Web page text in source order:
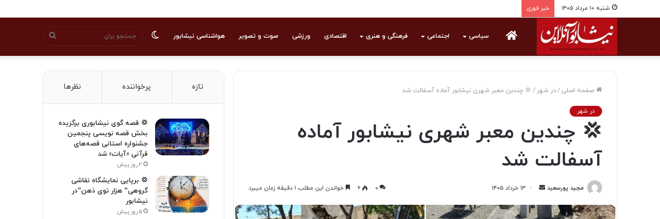
شنبه ۱۰ مرداد ۱۴۰۵ خبر فوری
سیاسی اجتماعی فرهنگی و هنری اقتصادی ورزشی صوت و تصویر هواشناسی نیشابور
برای
تغییر
صفحه اصلی /در شهر / 💢 چندین معبر شهری نیشابور آماده آسفالت شد
در شهر
💢 چندین معبر شهری نیشابور آماده
آسفالت شد
مجید پورسعید
س
۱۳ خرداد ۱۴۰۵ ۰ ۶ خواندن این مطلب ۱ دقیقه زمان میبرد
تازه پرخواننده نظرها
💢 قصه گوی نیشابوری برگزیده
بخش قصه نویسی پنجمین
جشنواره استانی قصه‌های
قرآنی «آیات» شد
۲ روز پیش
💢 برپایی نمایشگاه نقاشی
گروهی” هزار توی ذهن”در
نیشابور
۵ روز پیش